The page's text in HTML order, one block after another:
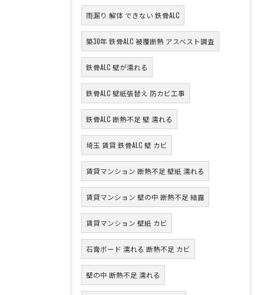
雨漏り 解体 できない 鉄骨ALC
築30年 鉄骨ALC 被覆断熱 アスベスト調査
鉄骨ALC 壁が濡れる
鉄骨ALC 壁紙張替え 防カビ工事
鉄骨ALC 断熱不足 壁 濡れる
埼玉 賃貸 鉄骨ALC 壁 カビ
賃貸マンション 断熱不足 壁紙 濡れる
賃貸マンション 壁の中 断熱不足 結露
賃貸マンション 壁紙 カビ
石膏ボード 濡れる 断熱不足 カビ
壁の中 断熱不足 濡れる